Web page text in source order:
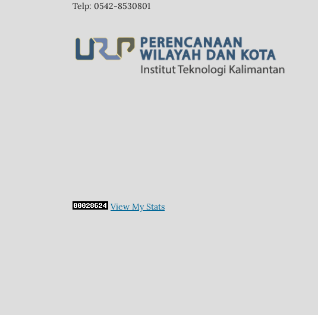
Telp: 0542-8530801
View My Stats